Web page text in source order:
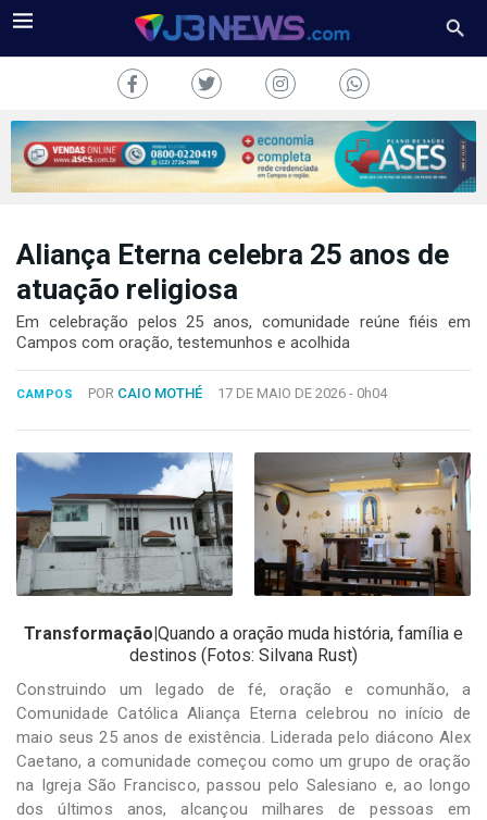
J3NEWS
COLUNAS
FALE
Copyright
2024
Desenvolvido
por
Hesea
Tecnologia
Sistemas
Aliança Eterna celebra 25 anos de
atuação religiosa
Em celebração pelos 25 anos, comunidade reúne fiéis em
Campos com oração, testemunhos e acolhida
CAMPOS POR CAIO MOTHÉ 17 DE MAIO DE 2026 - 0h04
Transformação| Quando a oração muda história, família e
destinos (Fotos: Silvana Rust)
Construindo um legado de fé, oração e comunhão, a
Comunidade Católica Aliança Eterna celebrou no início de
maio seus 25 anos de existência. Liderada pelo diácono Alex
Caetano, a comunidade começou como um grupo de oração
na Igreja São Francisco, passou pelo Salesiano e, ao longo
dos últimos anos, alcançou milhares de pessoas em